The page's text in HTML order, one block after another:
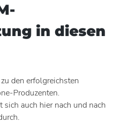
in diesen
den erfolgreichsten
Produzenten.
auch hier nach und nach